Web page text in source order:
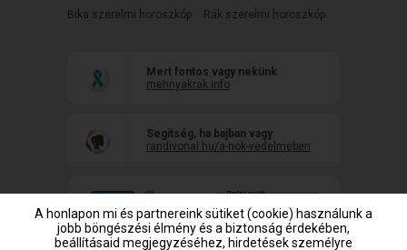
Bika szerelmi horoszkóp
Rák szerelmi horoszkóp
Mert fontos vagy nekünk
mehnyakrak.info
Segítség, ha bajban vagy
randivonal.hu/a-nok-vedelmeben
A honlapon mi és partnereink sütiket (cookie) használunk a
jobb böngészési élmény és a biztonság érdekében,
beállításaid megjegyzéséhez, hirdetések személyre